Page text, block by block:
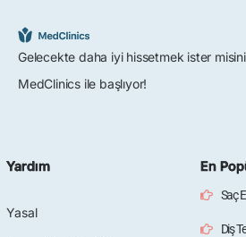
Gelecekte daha iyi hissetmek ister
MedClinics ile başlıyor!
Yardım
Yasal
En
Saç
Diş